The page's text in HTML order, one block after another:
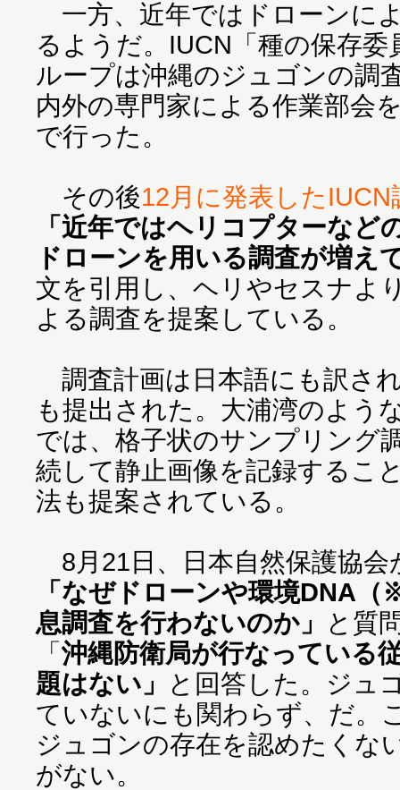
一方、近年ではドローンに
るようだ。IUCN「種の保存委
ループは沖縄のジュゴンの調
内外の専門家による作業部会
で行った。
その後12月に発表したIUCN
「近年ではヘリコプターなど
ドローンを用いる調査が増え
文を引用し、ヘリやセスナよ
よる調査を提案している。
調査計画は日本語にも訳さ
も提出された。大浦湾のよう
では、格子状のサンプリング
続して静止画像を記録するこ
法も提案されている。
8月21日、日本自然保護協会
「なぜドローンや環境DNA
息調査を行わないのか」
と質
「沖縄防衛局が行なっている
題はない」
と回答した。ジュ
ていないにも関わらず、だ。
ジュゴンの存在を認めたくな
がない。